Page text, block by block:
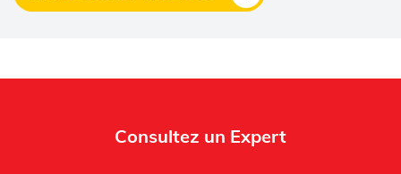
Off
Consultez un Expert